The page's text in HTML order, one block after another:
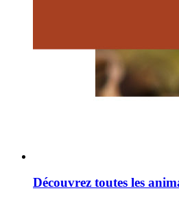
Découvrez toutes les